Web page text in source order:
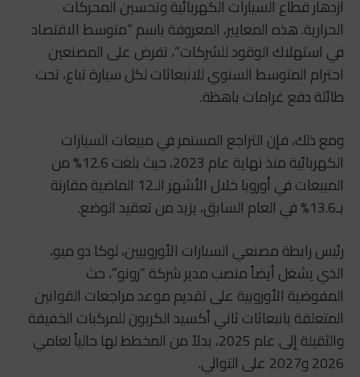
ازدهار قطاع السيارات الكهربائية وتحسين المحركات
الحرارية. هذه المعايير، المعروفة باسم “متوسط الاقتصاد
في استهلاك الوقود للشركات”، تفرض على المصنعين
احترام المتوسط السنوي للانبعاثات لكل سيارة تباع، تحت
طائلة دفع غرامات باهظة.
ومع ذلك، فإن التراجع المستمر في مبيعات السيارات
الكهربائية منذ نهاية عام 2023، حيث بلغت 12.6% من
المبيعات في أوروبا خلال الأشهر الـ12 الماضية مقارنة
بـ13.6% في العام السابق، يزيد من تعقيد الوضع.
رئيس رابطة مصنعي السيارات الأوروبيين، لوكا دو ميو،
الذي يشغل أيضاً منصب مدير شركة “رونو”، حث
المفوضية الأوروبية على تقديم موعد مراجعات القوانين
المتعلقة بانبعاثات ثاني أكسيد الكربون للمركبات الخفيفة
والثقيلة إلى عام 2025، بدلاً من المخطط لها حالياً لعامي
2026 و2027 على التوالي.